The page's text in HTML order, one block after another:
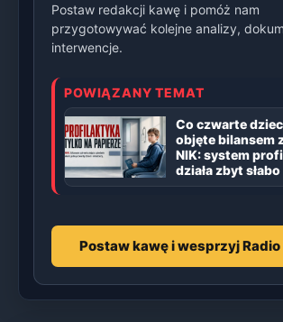
Postaw redakcji kawę i pomóż nam
przygotowywać kolejne analizy,
interwencje.
POWIĄZANY TEMAT
Co czwarte
objęte bilansem
NIK: system
działa zbyt słabo
Postaw kawę i wesprzyj Radio